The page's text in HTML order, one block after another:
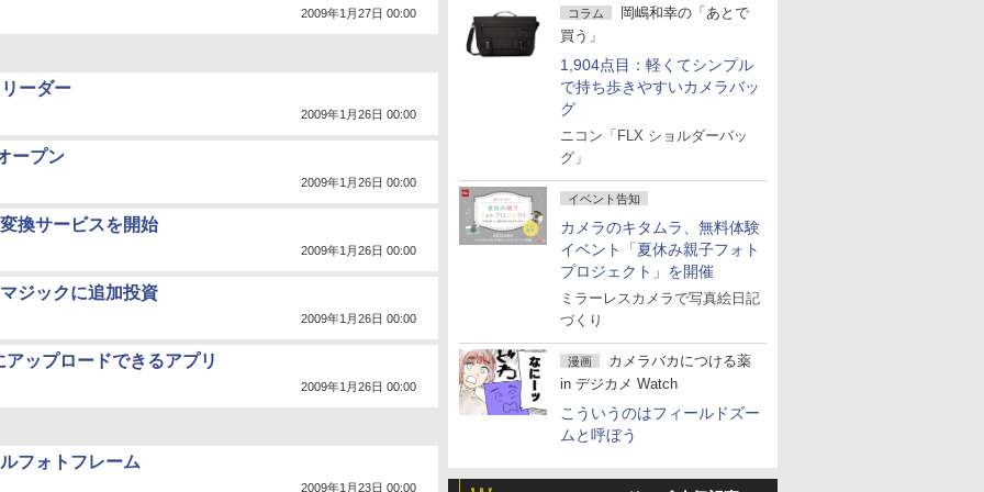
コラム
岡嶋和幸の「あとで
買う」
1,904点目：軽くてシンプル
で持ち歩きやすいカメラバッ
グ
ニコン「FLX ショルダーバッ
グ」
イベント告知
カメラのキタムラ、無料体験
イベント「夏休み親子フォト
プロジェクト」を開催
ミラーレスカメラで写真絵日記
づくり
漫画
カメラバカにつける薬
in デジカメ Watch
こういうのはフィールドズー
ムと呼ぼう
2009年1月27日 00:00
ーダー
2009年1月26日 00:00
ープン
2009年1月26日 00:00
換サービスを開始
2009年1月26日 00:00
ジックに追加投資
2009年1月26日 00:00
ップロードできるアプリ
2009年1月26日 00:00
フォトフレーム
2009年1月23日 00:00